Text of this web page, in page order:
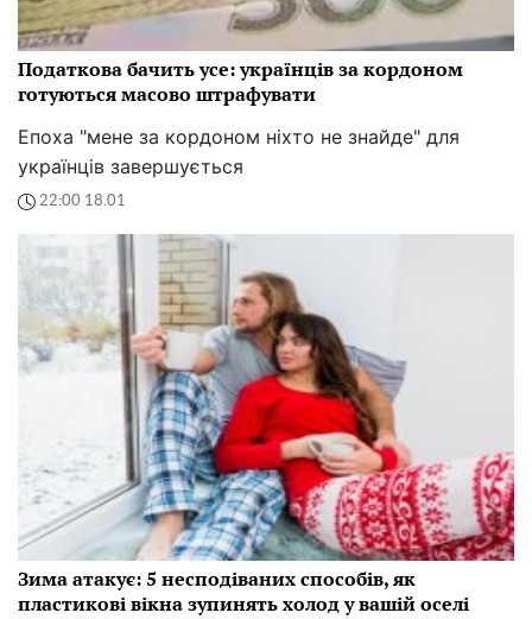
Податкова бачить усе: українців за кордоном
готуються масово штрафувати
Епоха "мене за кордоном ніхто не знайде" для
українців завершується
22:00 18.01
Зима атакує: 5 несподіваних способів, як
пластикові вікна зупинять холод у вашій оселі